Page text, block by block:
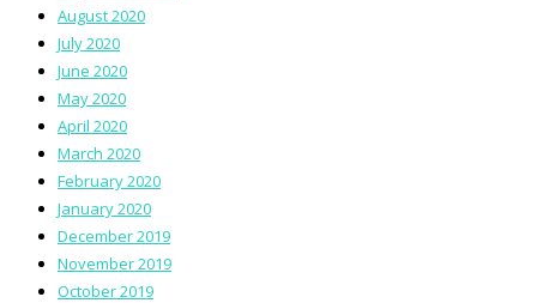
August 2020
July 2020
June 2020
May 2020
April 2020
March 2020
February 2020
January 2020
December 2019
November 2019
October 2019